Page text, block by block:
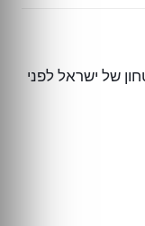
של ישראל לפני